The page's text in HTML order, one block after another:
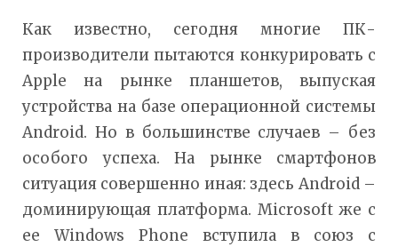
Как известно, сегодня многие ПК-
производители пытаются конкурировать с
Apple на рынке планшетов, выпуская
устройства на базе операционной системы
Android. Но в большинстве случаев – без
особого успеха. На рынке смартфонов
ситуация совершенно иная: здесь Android –
доминирующая платформа. Microsoft же с
ее Windows Phone вступила в союз с